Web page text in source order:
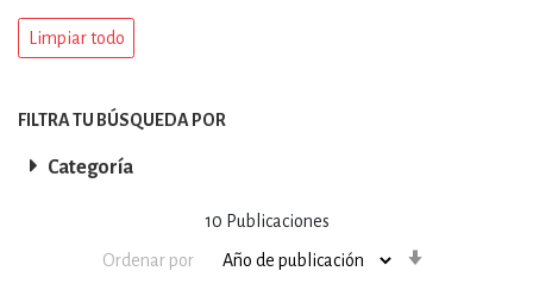
10 Publicaciones
Ordenar por
Limpiar todo
FILTRA TU BÚSQUEDA POR
Categoría